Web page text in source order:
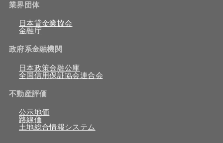
業界団体
日本貸金業協会
金融庁
政府系金融機関
日本政策金融公庫
全国信用保証協会連合会
不動産評価
公示地価
路線価
土地総合情報システム